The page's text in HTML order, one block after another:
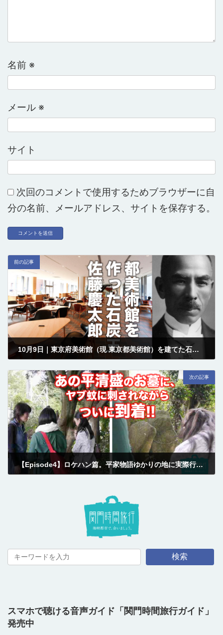
名前 ※
メール ※
サイト
次回のコメントで使用するためブラウザーに自
分の名前、メールアドレス、サイトを保存する。
前の記事
10月9日｜東京府美術館（現 東京都美術館）を建てた石炭王 佐藤慶太郎 の誕生日
次の記事
【Episode4】ロケハン篇。平家物語ゆかりの地に実際行ってみよう！
検索
スマホで聴ける音声ガイド「関門時間旅行ガイド」
発売中